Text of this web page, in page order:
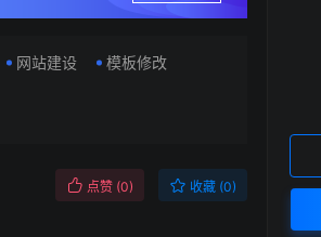
网站建设 模板修改
点赞 (0) 收藏 (0)